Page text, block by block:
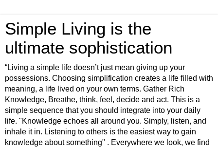
Simple Living is the
ultimate sophistication
“Living a simple life doesn’t just mean giving up your
possessions. Choosing simplification creates a life filled with
meaning, a life lived on your own terms. Gather Rich
Knowledge, Breathe, think, feel, decide and act. This is a
simple sequence that you should integrate into your daily
life. "Knowledge echoes all around you. Simply, listen, and
inhale it in. Listening to others is the easiest way to gain
knowledge about something" . Everywhere we look, we find